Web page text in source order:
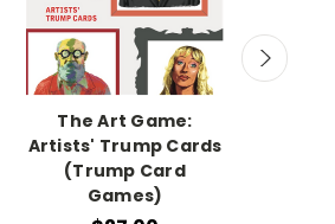
The Art Game:
Artists' Trump Cards
(Trump Card
Games)